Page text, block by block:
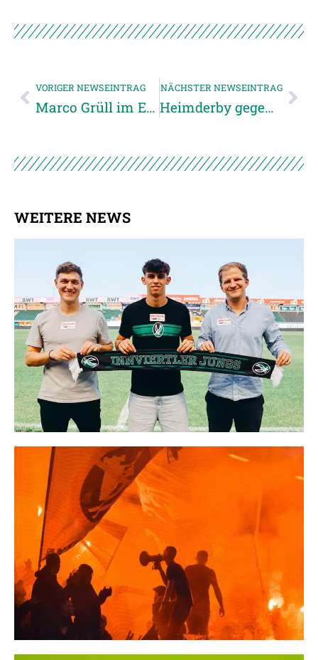
VORIGER NEWSEINTRAG
Marco Grüll im Einsatz für die U21-Nationalmannschaft
NÄCHSTER NEWSEINTRAG
Heimderby gegen Vöcklamarkt
WEITERE NEWS